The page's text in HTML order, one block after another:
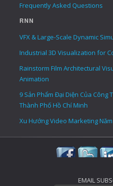
Frequently Asked Questions
RNN
VFX & Large-Scale Dynamic
Industrial 3D Visualization for
Rainstorm Film Architectural
Animation
9 Sản Phẩm Đại Diện Của Công
Thành Phố Hồ Chí Minh
Xu Hướng Video Marketing
EMAIL